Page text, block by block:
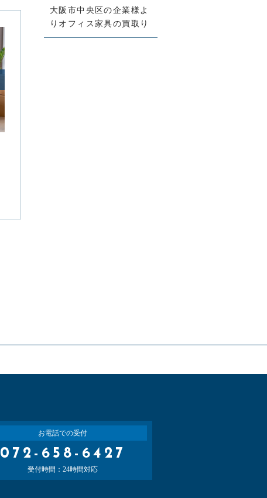
大阪市中央区の企業様よ
りオフィス家具の買取り
お電話での受付
072-658-6427
受付時間：24時間対応